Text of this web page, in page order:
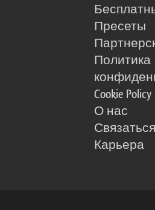
Пресеты
Политика
Cookie Policy
О нас
Карьера